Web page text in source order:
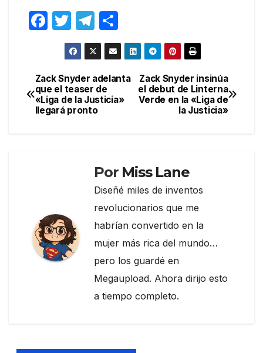
F
e
b
o
T
w
itt
er
T
el
e
gr
a
m
o
m
p
ar
Navegación
de
Zack Snyder insinúa
el debut de Linterna
Verde en la «Liga de
la Justicia»
Zack Snyder adelanta
que el teaser de
«Liga de la Justicia»
llegará pronto
Por Miss Lane
Diseñé miles de inventos
revolucionarios que me
habrían convertido en la
mujer más rica del mundo…
pero los guardé en
Megaupload. Ahora dirijo esto
a tiempo completo.